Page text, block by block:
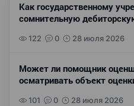
Как государственному
сомнительную
122 0 28 июля 2026
Может ли помощник
осматривать объект
101 0 28 июля 2026